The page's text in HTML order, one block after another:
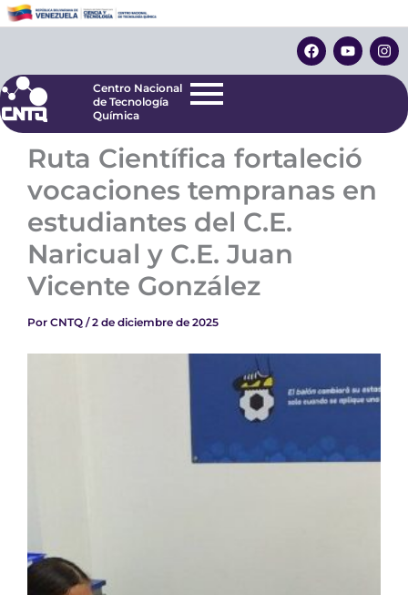
al
F
a
c
o
Y
o
u
e
I
n
s
r
Centro Nacional
de Tecnología
Centro Nacional
de Tecnología
Química
Ruta Científica fortaleció
vocaciones tempranas en
estudiantes del C.E.
Naricual y C.E. Juan
Vicente González
Por CNTQ /2 de diciembre de 2025